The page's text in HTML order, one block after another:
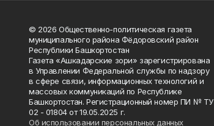
© 2026 Общественно-политическая газета
муниципального района Фёдоровский район
Республики Башкортостан
Газета «Ашкадарские зори» зарегистрирована
в Управлении Федеральной службы по надзору
в сфере связи, информационных технологий и
массовых коммуникаций по Республике
Башкортостан. Регистрационный номер ПИ № ТУ
02 - 01804 от 19.05.2025 г.
Об использовании персональных данных